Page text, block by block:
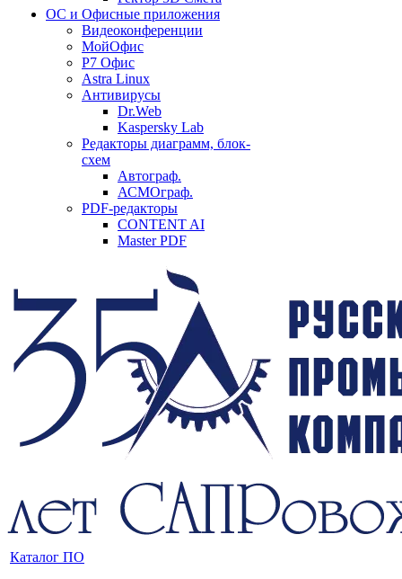
ОС и Офисные приложения
Видеоконференции
МойОфис
P7 Офис
Astra Linux
Антивирусы
Dr.Web
Kaspersky Lab
Редакторы диаграмм, блок-
схем
Автограф.
АСМОграф.
PDF-редакторы
CONTENT AI
Master PDF
Каталог ПО